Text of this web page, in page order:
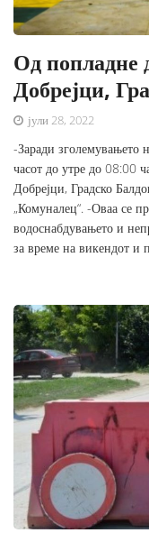
Од попладне
Добрејци,
јули 28, 2022
-Заради зголемувањето
часот до утре до 08:00
Добрејци, Градско
„Комуналец“. -Оваа се
водоснабдувањето и
за време на викендот и